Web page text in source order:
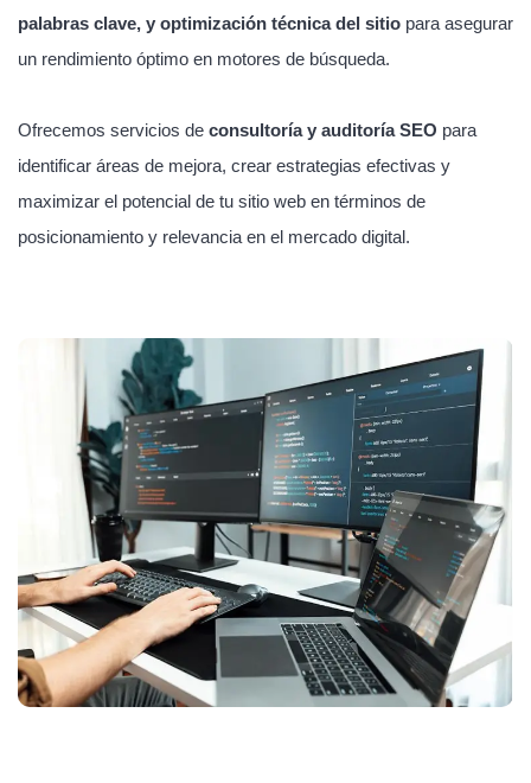
palabras clave, y optimización técnica del sitio para asegurar
un rendimiento óptimo en motores de búsqueda.
Ofrecemos servicios de consultoría y auditoría SEO para
identificar áreas de mejora, crear estrategias efectivas y
maximizar el potencial de tu sitio web en términos de
posicionamiento y relevancia en el mercado digital.